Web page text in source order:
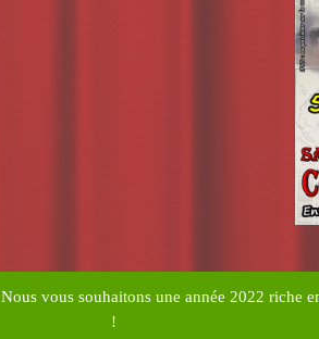
Nous vous souhaitons une année 2022 riche
!